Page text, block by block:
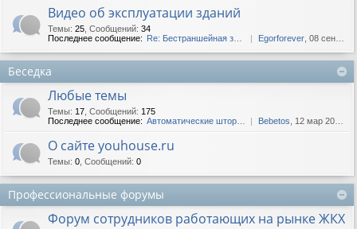
Видео об эксплуатации зданий
Темы: 25 Сообщений: 34
Последнее сообщение: Re: Бестраншейная замена во... Egorforever , 08 сен 2018, 18:06
Беседка
Любые темы
Темы: 17 Сообщений: 175
Последнее сообщение: Автоматические шторы - идеа... Bebetos , 12 мар 2025, 13:36
О сайте youhouse.ru
Темы: 0 Сообщений: 0
Профессиональные форумы
Форум сотрудников работающих на рынке ЖКХ